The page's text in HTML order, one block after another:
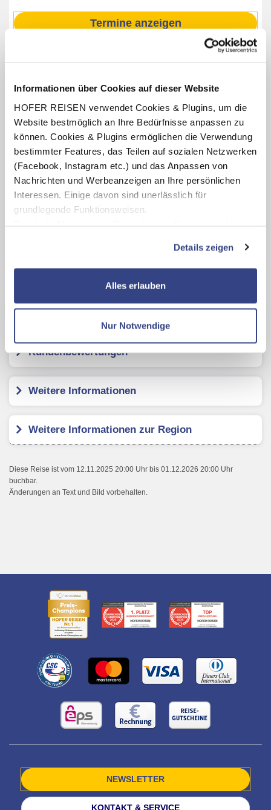
Informationen über Cookies auf dieser Website
HOFER REISEN verwendet Cookies & Plugins, um die
Website bestmöglich an Ihre Bedürfnisse anpassen zu
können. Cookies & Plugins ermöglichen die Verwendung
bestimmter Features, das Teilen auf sozialen Netzwerken
(Facebook, Instagram etc.) und das Anpassen von
Nachrichten und Werbeanzeigen an Ihre persönlichen
Interessen. Einige davon sind unerlässlich für
grundlegende Funktionsweisen.
zusätzliche Dienste bzw. Technologien von Drittanbietern
nutzen und uns sowie Dritten weitere Personalisierungen
ermöglichen, dabei kommt es auch zu Übermittlungen
Datenschutzseite
Mit Klick auf "Alles erlauben" stimmen Sie der
Verwendung der Cookies & Plugins auf unseren
Details zeigen
Alles erlauben
Nur Notwendige
Termine anzeigen
2 – 7 x Übernachtung im Hotel Admiral
Verpflegung: Halbpension mit Frühstücks- und
Abendbuffet bzw. 3-Gang-Menü
Benutzung des hoteleigenen Wellnessbereichs
(Öffnungszeiten lt. Aushang vor Ort oder online)
Teilnahme am hoteleigenen Aktiv- und
Unterhaltungsprogramm (lt. Aushang vor Ort oder online)
Kinderclub für Kinder von 4 – 10 Jahren (von Juni bis
Hotel Admiral
Kundenbewertungen
Weitere Informationen
Weitere Informationen zur Region
Diese Reise ist vom 12.11.2025 20:00 Uhr bis 01.12.2026 20:00 Uhr
buchbar.
Änderungen an Text und Bild vorbehalten.
NEWSLETTER
KONTAKT & SERVICE